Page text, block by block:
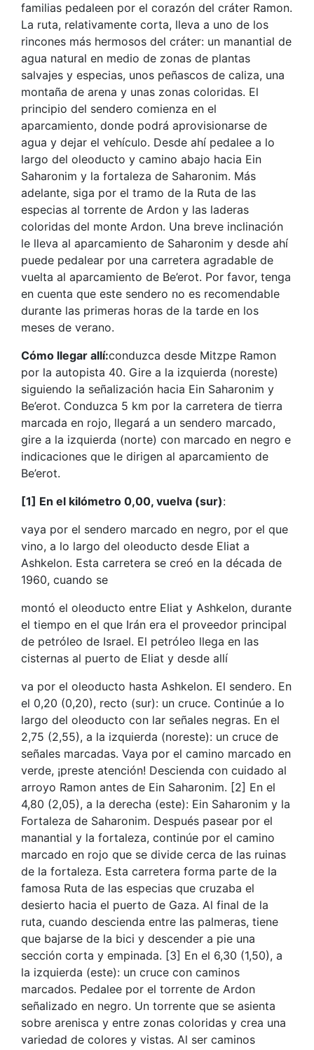
familias pedaleen por el corazón del cráter Ramon.
La ruta, relativamente corta, lleva a uno de los
rincones más hermosos del cráter: un manantial de
agua natural en medio de zonas de plantas
salvajes y especias, unos peñascos de caliza, una
montaña de arena y unas zonas coloridas. El
principio del sendero comienza en el
aparcamiento, donde podrá aprovisionarse de
agua y dejar el vehículo. Desde ahí pedalee a lo
largo del oleoducto y camino abajo hacia Ein
Saharonim y la fortaleza de Saharonim. Más
adelante, siga por el tramo de la Ruta de las
especias al torrente de Ardon y las laderas
coloridas del monte Ardon. Una breve inclinación
le lleva al aparcamiento de Saharonim y desde ahí
puede pedalear por una carretera agradable de
vuelta al aparcamiento de Be’erot. Por favor, tenga
en cuenta que este sendero no es recomendable
durante las primeras horas de la tarde en los
meses de verano.
Cómo llegar allí:conduzca desde Mitzpe Ramon
por la autopista 40. Gire a la izquierda (noreste)
siguiendo la señalización hacia Ein Saharonim y
Be’erot. Conduzca 5 km por la carretera de tierra
marcada en rojo, llegará a un sendero marcado,
gire a la izquierda (norte) con marcado en negro e
indicaciones que le dirigen al aparcamiento de
Be’erot.
[1] En el kilómetro 0,00, vuelva (sur):
vaya por el sendero marcado en negro, por el que
vino, a lo largo del oleoducto desde Eliat a
Ashkelon. Esta carretera se creó en la década de
1960, cuando se
montó el oleoducto entre Eliat y Ashkelon, durante
el tiempo en el que Irán era el proveedor principal
de petróleo de Israel. El petróleo llega en las
cisternas al puerto de Eliat y desde allí
va por el oleoducto hasta Ashkelon. El sendero. En
el 0,20 (0,20), recto (sur): un cruce. Continúe a lo
largo del oleoducto con lar señales negras. En el
2,75 (2,55), a la izquierda (noreste): un cruce de
señales marcadas. Vaya por el camino marcado en
verde, ¡preste atención! Descienda con cuidado al
arroyo Ramon antes de Ein Saharonim. [2] En el
4,80 (2,05), a la derecha (este): Ein Saharonim y la
Fortaleza de Saharonim. Después pasear por el
manantial y la fortaleza, continúe por el camino
marcado en rojo que se divide cerca de las ruinas
de la fortaleza. Esta carretera forma parte de la
famosa Ruta de las especias que cruzaba el
desierto hacia el puerto de Gaza. Al final de la
ruta, cuando descienda entre las palmeras, tiene
que bajarse de la bici y descender a pie una
sección corta y empinada. [3] En el 6,30 (1,50), a
la izquierda (este): un cruce con caminos
marcados. Pedalee por el torrente de Ardon
señalizado en negro. Un torrente que se asienta
sobre arenisca y entre zonas coloridas y crea una
variedad de colores y vistas. Al ser caminos